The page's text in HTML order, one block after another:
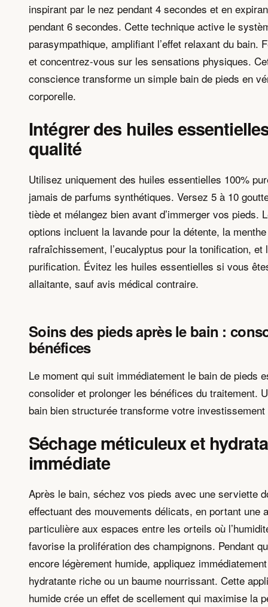
inspirant par le nez pendant 4 secondes et en
pendant 6 secondes. Cette technique active le
parasympathique, amplifiant l’effet relaxant du bain.
et concentrez-vous sur les sensations physiques.
conscience transforme un simple bain de pieds en
corporelle.
Intégrer des huiles
qualité
Utilisez uniquement des huiles essentielles 100%
jamais de parfums synthétiques. Versez 5 à 10
tiède et mélangez bien avant d’immerger vos pieds.
options incluent la lavande pour la détente, la
rafraîchissement, l’eucalyptus pour la tonification, et
purification. Évitez les huiles essentielles si vous
allaitante, sauf avis médical contraire.
Soins des pieds après le bain :
bénéfices
Le moment qui suit immédiatement le bain de pieds
consolider et prolonger les bénéfices du traitement.
bain bien structurée transforme votre
Séchage méticuleux et
immédiate
Après le bain, séchez vos pieds avec une serviette
effectuant des mouvements délicats, en portant une
particulière aux espaces entre les orteils où
favorise la prolifération des champignons. Pendant
encore légèrement humide, appliquez
hydratante riche ou un baume nourrissant. Cette
humide crée un effet de scellement qui maximise la